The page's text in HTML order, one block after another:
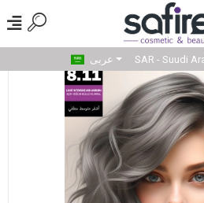
عربى SAR - Suudi